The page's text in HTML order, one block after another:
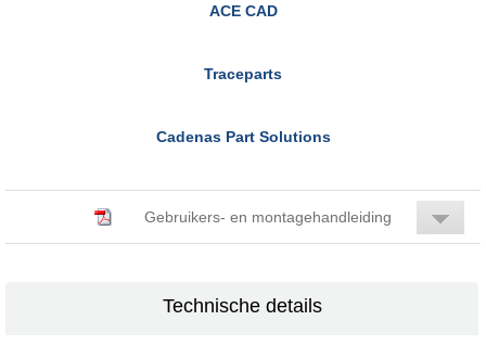
ACE CAD
Traceparts
Cadenas Part Solutions
Gebruikers- en montagehandleiding
Technische details